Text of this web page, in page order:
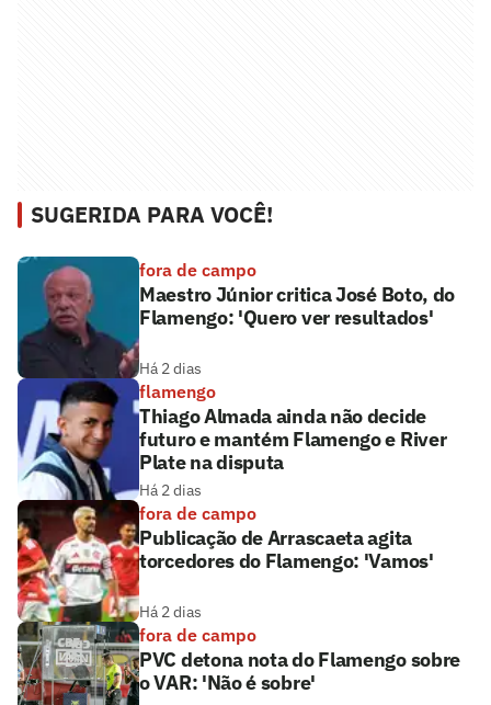
SUGERIDA PARA VOCÊ!
fora de campo
Maestro Júnior critica José Boto, do
Flamengo: 'Quero ver resultados'
Há 2 dias
flamengo
Thiago Almada ainda não decide
futuro e mantém Flamengo e River
Plate na disputa
Há 2 dias
fora de campo
Publicação de Arrascaeta agita
torcedores do Flamengo: 'Vamos'
Há 2 dias
fora de campo
PVC detona nota do Flamengo sobre
o VAR: 'Não é sobre'